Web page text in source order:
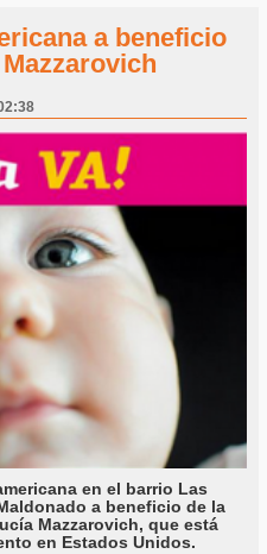
a beneficio
en el barrio Las
a beneficio de la
Mazzarovich, que está
en Estados Unidos.